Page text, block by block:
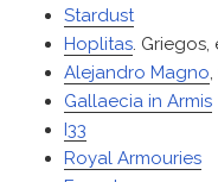
Stardust
Hoplitas.
Alejandro Magno
Gallaecia in Armis
I33
Royal Armouries